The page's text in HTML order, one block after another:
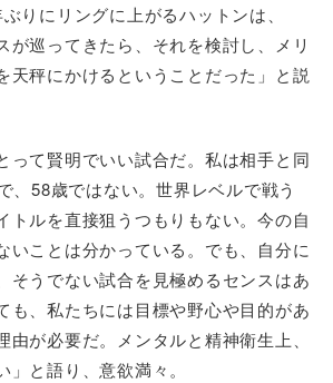
りにリングに上がるハットンは、
が巡ってきたら、それを検討し、メリ
天秤にかけるということだった」と説
って賢明でいい試合だ。私は相手と同
、58歳ではない。世界レベルで戦う
トルを直接狙うつもりもない。今の自
いことは分かっている。でも、自分に
そうでない試合を見極めるセンスはあ
も、私たちには目標や野心や目的があ
由が必要だ。メンタルと精神衛生上、
と語り、意欲満々。